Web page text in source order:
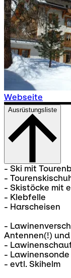
Webseite
Ausrüstungsliste
- Ski mit
-
- Skistöcke mit
- Klebfelle
- Harscheisen
-
Antennen(!)
-
- Lawinensonde
- evtl. Skihelm